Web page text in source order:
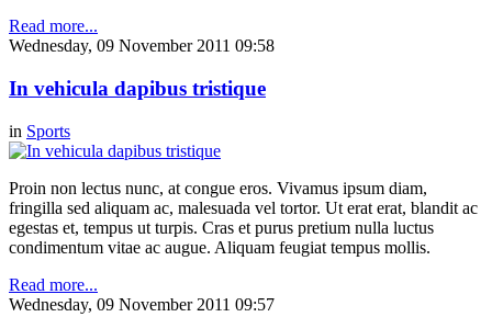
Read more...
Wednesday, 09 November 2011 09:58
In vehicula dapibus tristique
in Sports
Proin non lectus nunc, at congue eros. Vivamus ipsum diam,
fringilla sed aliquam ac, malesuada vel tortor. Ut erat erat, blandit ac
egestas et, tempus ut turpis. Cras et purus pretium nulla luctus
condimentum vitae ac augue. Aliquam feugiat tempus mollis.
Read more...
Wednesday, 09 November 2011 09:57